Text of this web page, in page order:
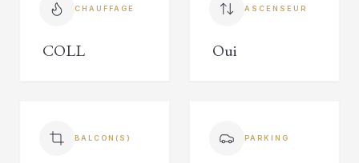
CHAUFFAGE
COLL
ASCENSEUR
Oui
BALCON(S) PARKING